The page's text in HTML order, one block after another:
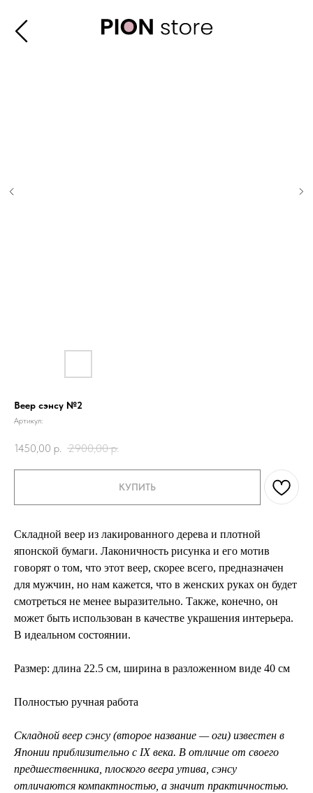
Веер сэнсу №2
Артикул:
1450,00 р. 2900,00 р.
КУПИТЬ
Складной веер из лакированного дерева и плотной
японской бумаги. Лаконичность рисунка и его мотив
говорят о том, что этот веер, скорее всего, предназначен
для мужчин, но нам кажется, что в женских руках он будет
смотреться не менее выразительно. Также, конечно, он
может быть использован в качестве украшения интерьера.
В идеальном состоянии.
Размер: длина 22.5 см, ширина в разложенном виде 40 см
Полностью ручная работа
Складной веер сэнсу (второе название — оги) известен в
Японии приблизительно с IX века. В отличие от своего
предшественника, плоского веера утива, сэнсу
отличаются компактностью, а значит практичностью.